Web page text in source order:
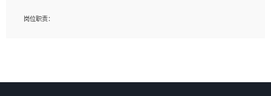
1、艺术设计类相关专业；（其中需求分析顾问不限专业）
岗位职责：